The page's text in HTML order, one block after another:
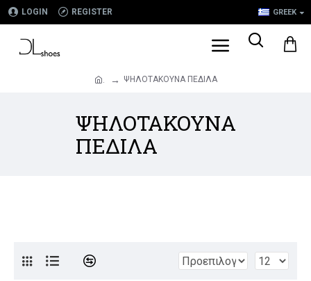
LOGIN REGISTER GREEK
. ΨΗΛΟΤΑΚΟΥΝΑ ΠΕΔΙΛΑ
ΨΗΛΟΤΑΚΟΥΝΑ
ΠΕΔΙΛΑ